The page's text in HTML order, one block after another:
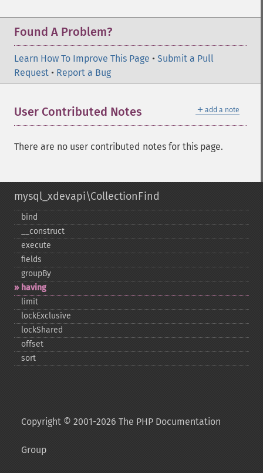
Found A Problem?
Learn How To Improve This Page • Submit a Pull
Request • Report a Bug
＋ add a note
User Contributed Notes
There are no user contributed notes for this page.
mysql_xdevapi\CollectionFind
bind
_​_​construct
execute
fields
groupBy
having
limit
lockExclusive
lockShared
offset
sort
Copyright © 2001-2026 The PHP Documentation
Group